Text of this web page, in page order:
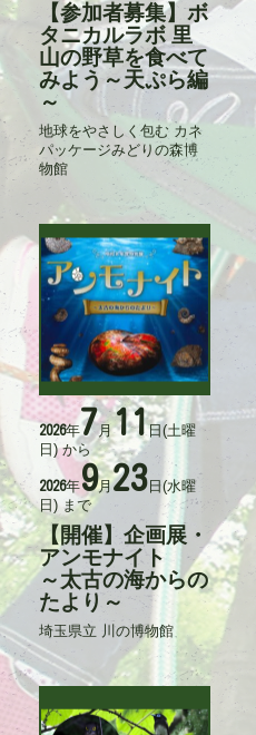
ト
【参加者募集】ボ
タニカルラボ 里
山の野草を食べて
みよう～天ぷら編
～
記
事
地球をやさしく包む カネ
パッケージみどりの森博
物館
活
動
時
2026年7月11日(土曜
日) から
2026年9月23 日(水曜
日) まで
タ
イ
ト
ル
【開催】企画展・
アンモナイト
～太古の海からの
たより～
記
事
入
力
埼玉県立 川の博物館